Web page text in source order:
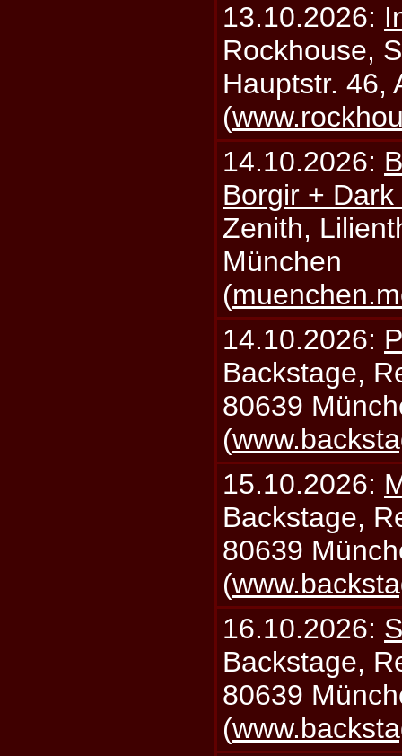
13.10.2026:
Rockhouse,
Hauptstr. 46,
(
14.10.2026:
Borgir +
Zenith,
München
(
14.10.2026:
Backstage,
80639
(
15.10.2026:
Backstage,
80639
(
16.10.2026:
Backstage,
80639
(